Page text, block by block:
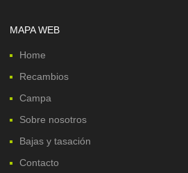
MAPA WEB
Home
Recambios
Campa
Sobre nosotros
Bajas y tasación
Contacto